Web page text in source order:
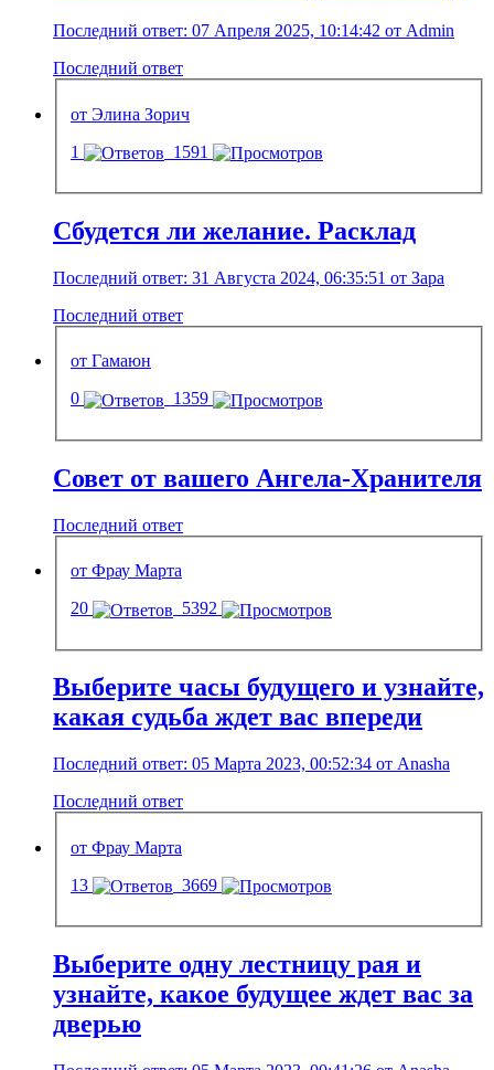
Последний ответ: 07 Апреля 2025, 10:14:42 от Admin
Последний ответ
от Элина Зорич
1
1591
Сбудется ли желание. Расклад
Последний ответ: 31 Августа 2024, 06:35:51 от Зара
Последний ответ
от Гамаюн
0
1359
Совет от вашего Ангела-Хранителя
Последний ответ
от Фрау Марта
20
5392
Выберите часы будущего и узнайте,
какая судьба ждет вас впереди
Последний ответ: 05 Марта 2023, 00:52:34 от Anasha
Последний ответ
от Фрау Марта
13
3669
Выберите одну лестницу рая и
узнайте, какое будущее ждет вас за
дверью